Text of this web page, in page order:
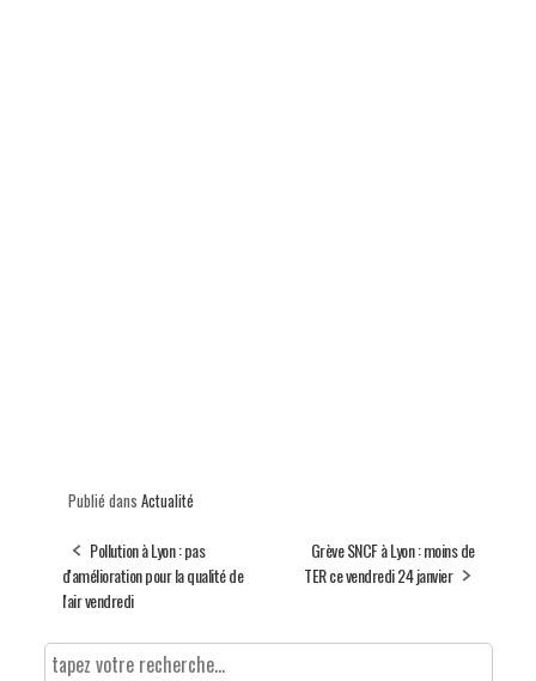
Publié dans Actualité
Pollution à Lyon : pas
d'amélioration pour la qualité de
l'air vendredi
Grève SNCF à Lyon : moins de
TER ce vendredi 24 janvier